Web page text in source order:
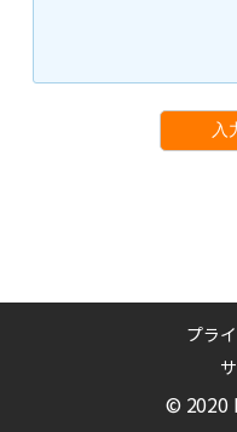
入
プラ
© 2020